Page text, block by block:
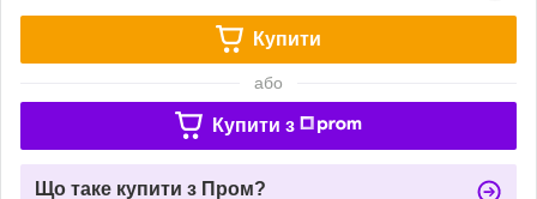
Купити
або
Купити з
Що таке купити з Пром?